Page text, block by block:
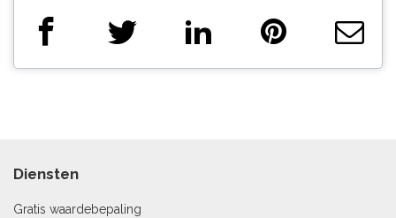
Diensten
Gratis waardebepaling